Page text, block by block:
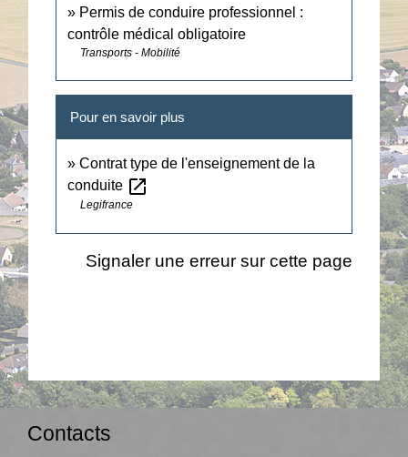
Permis de conduire professionnel :
contrôle médical obligatoire
Transports - Mobilité
Pour en savoir plus
Contrat type de l'enseignement de la
conduite open_in_new
Legifrance
Signaler une erreur sur cette page
Contacts